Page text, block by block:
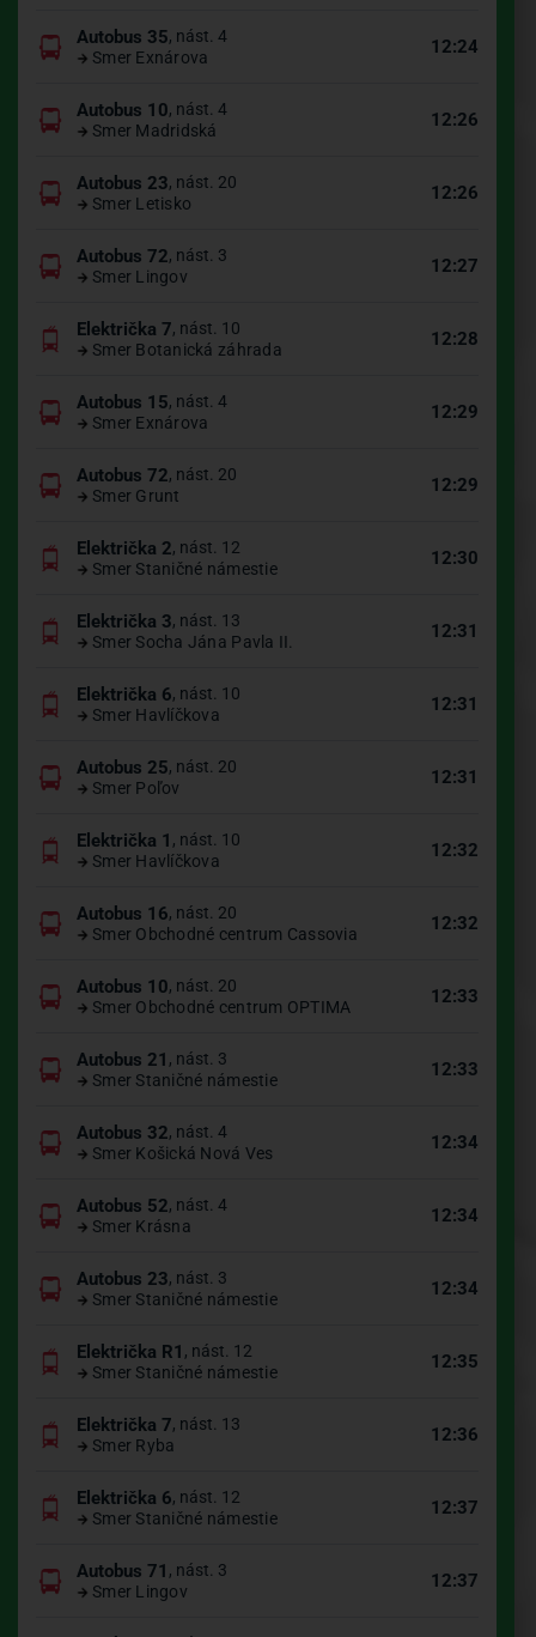
Autobus 35, nást. 4
Smer Exnárova
12:24
Autobus 10, nást. 4
Smer Madridská
12:26
Autobus 23, nást. 20
Smer Letisko
12:26
Autobus 72, nást. 3
Smer Lingov
12:27
Električka 7, nást. 10
Smer Botanická záhrada
12:28
Autobus 15, nást. 4
Smer Exnárova
12:29
Autobus 72, nást. 20
Smer Grunt
12:29
Električka 2, nást. 12
Smer Staničné námestie
12:30
Električka 3, nást. 13
Smer Socha Jána Pavla II.
12:31
Električka 6, nást. 10
Smer Havlíčkova
12:31
Autobus 25, nást. 20
Smer Poľov
12:31
Električka 1 , nást. 10
Smer Havlíčkova
12:32
Autobus 16, nást. 20
Smer Obchodné centrum Cassovia
12:32
Autobus 10, nást. 20
Smer Obchodné centrum OPTIMA
12:33
Autobus 21 , nást. 3
Smer Staničné námestie
12:33
Autobus 32, nást. 4
Smer Košická Nová Ves
12:34
Autobus 52, nást. 4
Smer Krásna
12:34
Autobus 23, nást. 3
Smer Staničné námestie
12:34
Električka R1 , nást. 12
Smer Staničné námestie
12:35
Električka 7, nást. 13
Smer Ryba
12:36
Električka 6, nást. 12
Smer Staničné námestie
12:37
Autobus 71 , nást. 3
Smer Lingov
12:37